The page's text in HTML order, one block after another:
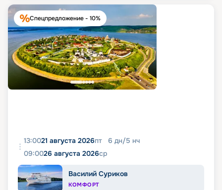
Спецпредложение - 10%
13:0021 августа 2026пт 6 дн/5 нч
09:0026 августа 2026ср
Василий Суриков
КОМФОРТ